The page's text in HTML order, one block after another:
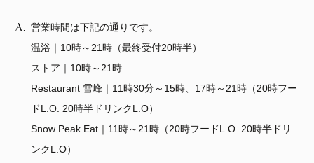
営業時間は下記の通りです。
温浴｜10時～21時（最終受付20時半）
ストア｜10時～21時
Restaurant 雪峰｜11時30分～15時、17時～21時（20時フー
ドL.O. 20時半ドリンクL.O）
Snow Peak Eat｜11時～21時（20時フードL.O. 20時半ドリ
ンクL.O）